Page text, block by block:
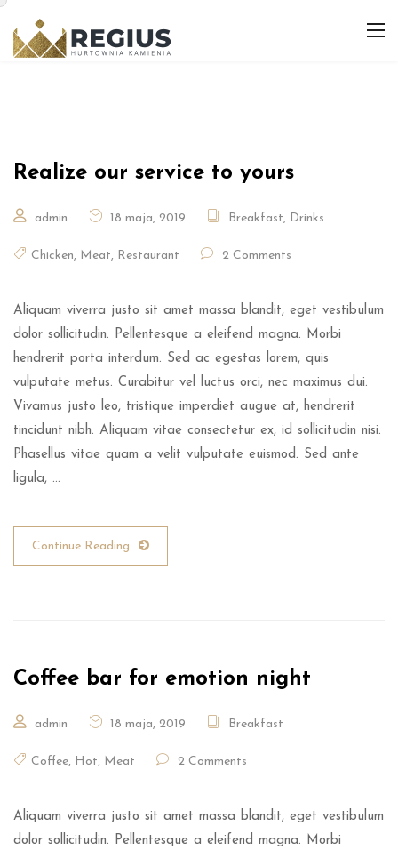
Realize our service to yours
admin 18 maja, 2019 Breakfast, Drinks
Chicken, Meat, Restaurant 2 Comments
Aliquam viverra justo sit amet massa blandit, eget vestibulum
dolor sollicitudin. Pellentesque a eleifend magna. Morbi
hendrerit porta interdum. Sed ac egestas lorem, quis
vulputate metus. Curabitur vel luctus orci, nec maximus dui.
Vivamus justo leo, tristique imperdiet augue at, hendrerit
tincidunt nibh. Aliquam vitae consectetur ex, id sollicitudin nisi.
Phasellus vitae quam a velit vulputate euismod. Sed ante
ligula, …
Continue Reading
Coffee bar for emotion night
admin 18 maja, 2019 Breakfast
Coffee, Hot, Meat 2 Comments
Aliquam viverra justo sit amet massa blandit, eget vestibulum
dolor sollicitudin. Pellentesque a eleifend magna. Morbi